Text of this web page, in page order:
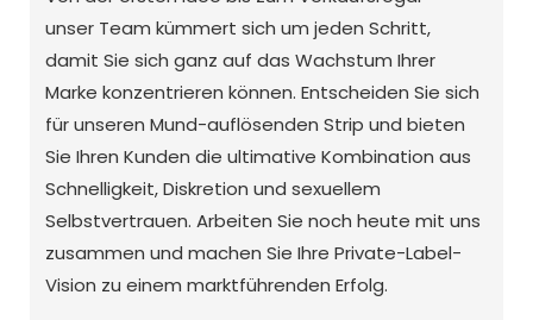
unser Team kümmert sich um jeden Schritt,
damit Sie sich ganz auf das Wachstum Ihrer
Marke konzentrieren können. Entscheiden Sie sich
für unseren Mund-auflösenden Strip und bieten
Sie Ihren Kunden die ultimative Kombination aus
Schnelligkeit, Diskretion und sexuellem
Selbstvertrauen. Arbeiten Sie noch heute mit uns
zusammen und machen Sie Ihre Private-Label-
Vision zu einem marktführenden Erfolg.